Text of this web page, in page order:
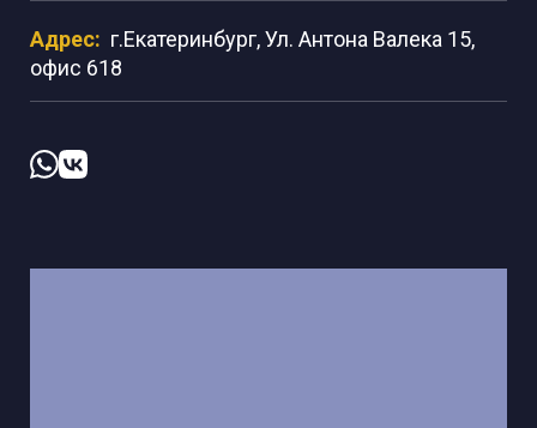
Адрес: г.Екатеринбург, Ул. Антона Валека 15,
офис 618